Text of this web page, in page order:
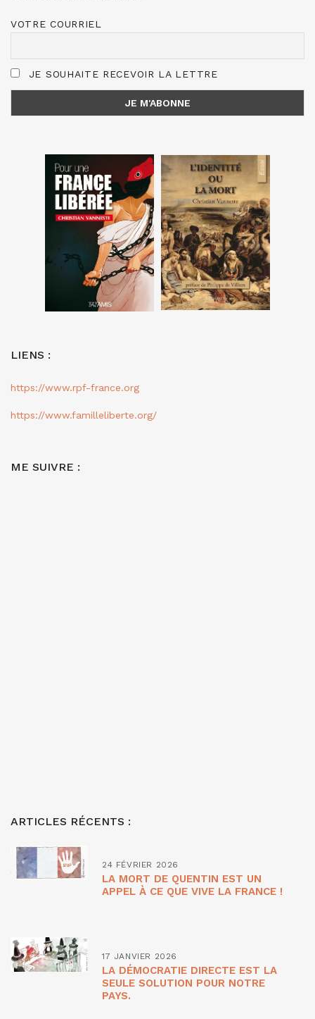
VOTRE COURRIEL
JE SOUHAITE RECEVOIR LA LETTRE
LIENS :
https://www.rpf-france.org
https://www.familleliberte.org/
ME SUIVRE :
ARTICLES RÉCENTS :
24 FÉVRIER 2026
LA MORT DE QUENTIN EST UN
APPEL À CE QUE VIVE LA FRANCE !
17 JANVIER 2026
LA DÉMOCRATIE DIRECTE EST LA
SEULE SOLUTION POUR NOTRE
PAYS.